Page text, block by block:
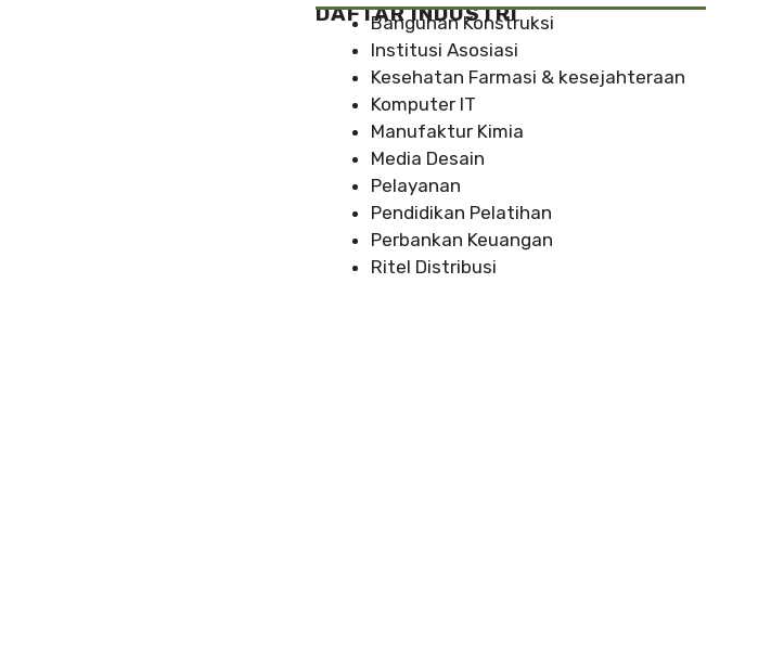
DAFTAR INDUSTRI
Bangunan Konstruksi
Institusi Asosiasi
Kesehatan Farmasi & kesejahteraan
Komputer IT
Manufaktur Kimia
Media Desain
Pelayanan
Pendidikan Pelatihan
Perbankan Keuangan
Ritel Distribusi